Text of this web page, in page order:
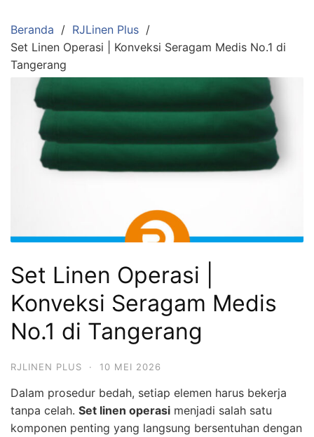
ke
konten
Beranda
RJLinen Plus
Set Linen Operasi | Konveksi Seragam Medis No.1 di
Tangerang
Set Linen Operasi |
Konveksi Seragam Medis
No.1 di Tangerang
RJLINEN PLUS · 10 MEI 2026
Dalam prosedur bedah, setiap elemen harus bekerja
tanpa celah. Set linen operasi menjadi salah satu
komponen penting yang langsung bersentuhan dengan